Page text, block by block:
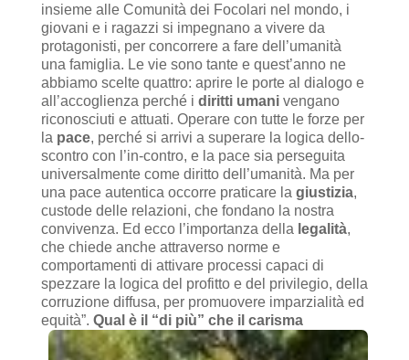
insieme alle Comunità dei Focolari nel mondo, i
giovani e i ragazzi si impegnano a vivere da
protagonisti, per concorrere a fare dell’umanità
una famiglia. Le vie sono tante e quest’anno ne
abbiamo scelte quattro: aprire le porte al dialogo e
all’accoglienza perché i diritti umani vengano
riconosciuti e attuati. Operare con tutte le forze per
la pace, perché si arrivi a superare la logica dello-
scontro con l’in-contro, e la pace sia perseguita
universalmente come diritto dell’umanità. Ma per
una pace autentica occorre praticare la giustizia,
custode delle relazioni, che fondano la nostra
convivenza. Ed ecco l’importanza della legalità,
che chiede anche attraverso norme e
comportamenti di attivare processi capaci di
spezzare la logica del profitto e del privilegio, della
corruzione diffusa, per promuovere imparzialità ed
equità”. Qual è il “di più” che il carisma